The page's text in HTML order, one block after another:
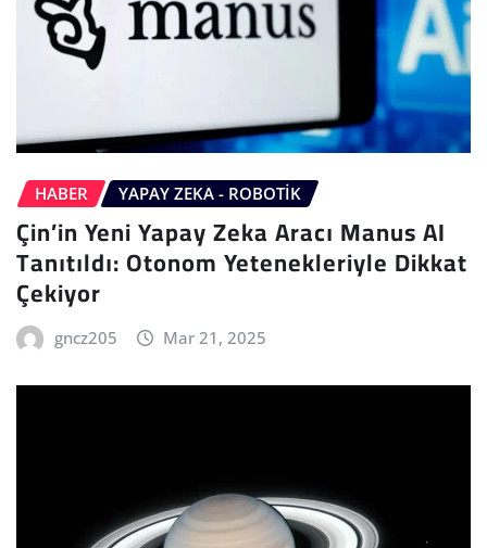
HABER YAPAY ZEKA - ROBOTIK
Çin’in Yeni Yapay Zeka Aracı Manus AI
Tanıtıldı: Otonom Yetenekleriyle Dikkat
Çekiyor
gncz205 Mar 21, 2025